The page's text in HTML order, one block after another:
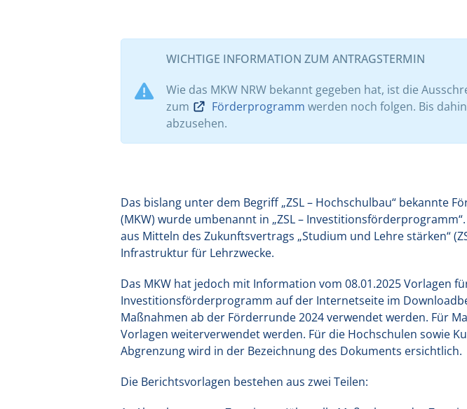
WICHTIGE INFORMATION ZUM ANTRAGSTERMIN
Wie das MKW NRW bekannt gegeben hat, ist die
zum
Förderprogramm werden noch folgen. Bis
abzusehen.
Das bislang unter dem Begriff „ZSL – Hochschulbau“
(MKW) wurde umbenannt in „ZSL –
aus Mitteln des Zukunftsvertrags „Studium und Lehre stärken“
Infrastruktur für Lehrzwecke.
Das MKW hat jedoch mit Information vom 08.01.2025 Vorlagen
Investitionsförderprogramm auf der Internetseite im
Maßnahmen ab der Förderrunde 2024 verwendet werden. Für
Vorlagen weiterverwendet werden. Für die Hochschulen sowie
Abgrenzung wird in der Bezeichnung des Dokuments ersichtlich.
Die Berichtsvorlagen bestehen aus zwei Teilen: